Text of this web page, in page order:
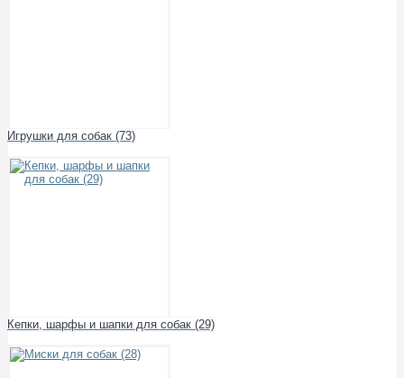
Игрушки для собак (73)
Кепки, шарфы и шапки для собак (29)